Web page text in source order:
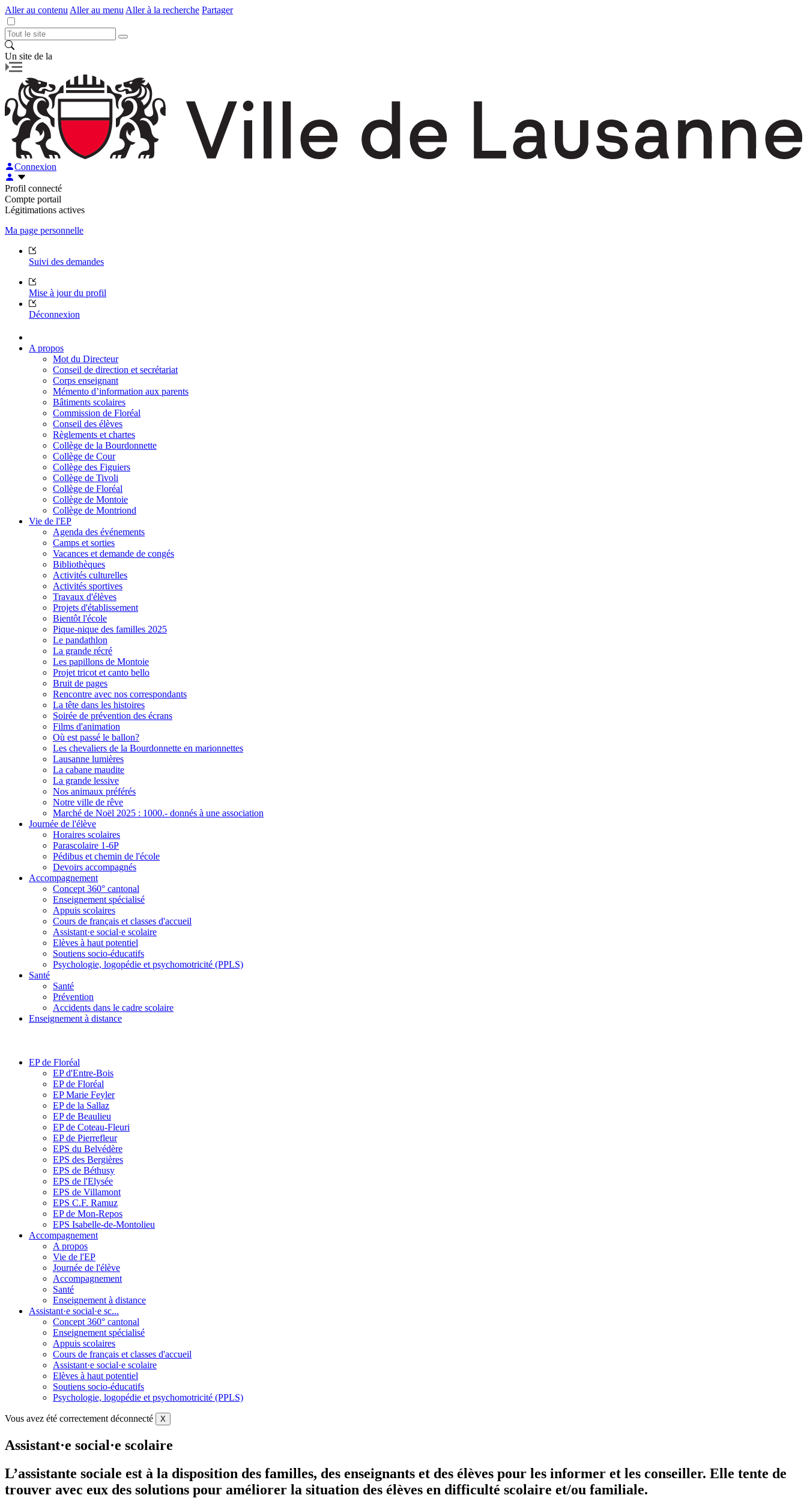
Aller au contenu Aller au menu Aller à la recherche Partager
Un site de la
Connexion
Profil connecté
Compte portail
Légitimations actives
Ma page personnelle
Suivi des demandes
Mise à jour du profil
Déconnexion
A propos
Mot du Directeur
Conseil de direction et secrétariat
Corps enseignant
Mémento d’information aux parents
Bâtiments scolaires
Commission de Floréal
Conseil des élèves
Règlements et chartes
Collège de la Bourdonnette
Collège de Cour
Collège des Figuiers
Collège de Tivoli
Collège de Floréal
Collège de Montoie
Collège de Montriond
Vie de l'EP
Agenda des événements
Camps et sorties
Vacances et demande de congés
Bibliothèques
Activités culturelles
Activités sportives
Travaux d'élèves
Projets d'établissement
Bientôt l'école
Pique-nique des familles 2025
Le pandathlon
La grande récré
Les papillons de Montoie
Projet tricot et canto bello
Bruit de pages
Rencontre avec nos correspondants
La tête dans les histoires
Soirée de prévention des écrans
Films d'animation
Où est passé le ballon?
Les chevaliers de la Bourdonnette en marionnettes
Lausanne lumières
La cabane maudite
La grande lessive
Nos animaux préférés
Notre ville de rêve
Marché de Noël 2025 : 1000.- donnés à une association
Journée de l'élève
Horaires scolaires
Parascolaire 1-6P
Pédibus et chemin de l'école
Devoirs accompagnés
Accompagnement
Concept 360° cantonal
Enseignement spécialisé
Appuis scolaires
Cours de français et classes d'accueil
Assistant·e social·e scolaire
Elèves à haut potentiel
Soutiens socio-éducatifs
Psychologie, logopédie et psychomotricité (PPLS)
Santé
Santé
Prévention
Accidents dans le cadre scolaire
Enseignement à distance
EP de Floréal
EP d'Entre-Bois
EP de Floréal
EP Marie Feyler
EP de la Sallaz
EP de Beaulieu
EP de Coteau-Fleuri
EP de Pierrefleur
EPS du Belvédère
EPS des Bergières
EPS de Béthusy
EPS de l'Elysée
EPS de Villamont
EPS C.F. Ramuz
EP de Mon-Repos
EPS Isabelle-de-Montolieu
Accompagnement
A propos
Vie de l'EP
Journée de l'élève
Accompagnement
Santé
Enseignement à distance
Assistant·e social·e sc...
Concept 360° cantonal
Enseignement spécialisé
Appuis scolaires
Cours de français et classes d'accueil
Assistant·e social·e scolaire
Elèves à haut potentiel
Soutiens socio-éducatifs
Psychologie, logopédie et psychomotricité (PPLS)
Vous avez été correctement déconnecté X
Assistant·e social·e scolaire
L’assistante sociale est à la disposition des familles, des enseignants et des élèves pour les informer et les conseiller. Elle tente de
trouver avec eux des solutions pour améliorer la situation des élèves en difficulté scolaire et/ou familiale.